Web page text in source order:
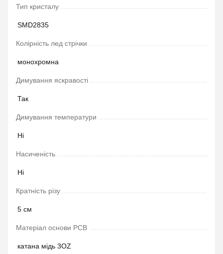
Тип кристалу
SMD2835
Колірність лед стрічки
монохромна
Димування яскравості
Так
Димування температури
Ні
Насиченість
Ні
Кратність різу
5 см
Матеріал основи PCB
катана мідь 3OZ